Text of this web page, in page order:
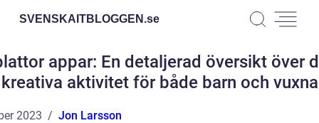
SVENSKAITBLOGGEN.se
appar: En detaljerad översikt över
kreativa aktivitet för både barn och vuxna
2023 Jon Larsson